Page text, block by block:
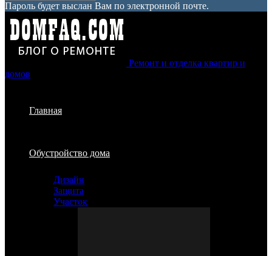
Пароль будет выслан Вам по электронной почте.
Ремонт и отделка квартир и
домов
Главная
Обустройство дома
Дизайн
Защита
Участок